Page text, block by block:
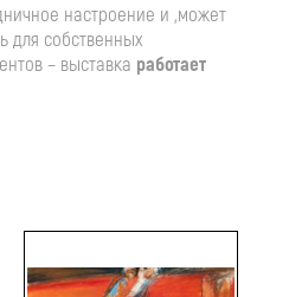
настроение и ,может
для собственных
– выставка работает